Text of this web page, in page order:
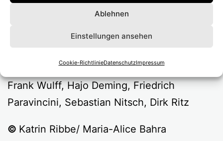
Ablehnen
Einstellungen ansehen
Cookie-RichtlinieDatenschutzImpressum
Sybille Baschung.
mit Nadja Petri, Nele Rosetz, Torben
Pütthoff. Band Piggies: Martin Engelbach,
Frank Wulff, Hajo Deming, Friedrich
Paravincini, Sebastian Nitsch, Dirk Ritz
© Katrin Ribbe/ Maria-Alice Bahra